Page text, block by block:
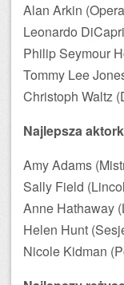
Alan Arkin
Leonardo
Philip Seymour
Tommy Lee
Christoph Waltz
Najlepsza
Amy Adams
Sally Field
Anne Hathaway
Helen Hunt
Nicole Kidman